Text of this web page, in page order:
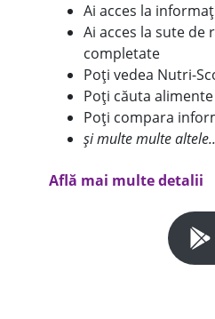
Ai acces la
Ai acces la sute
completate
Poți vedea Nutri-
Poți căuta
Poți compara
și multe multe
Află mai multe detalii